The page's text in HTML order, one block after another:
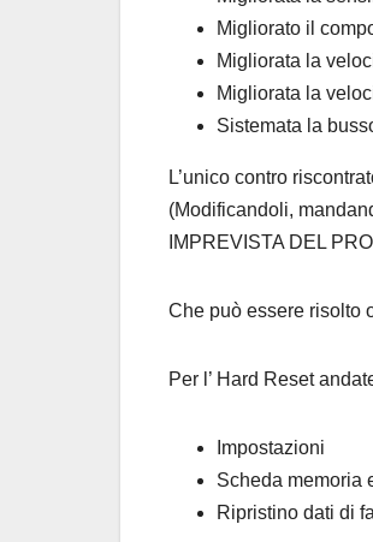
Migliorato il
Migliorata la
Migliorata la
Sistemata la
L’unico contro
(Modificandoli,
IMPREVISTA DEL
Che può essere risolto
Per l’ Hard Reset
Impostazioni
Scheda memoria
Ripristino dati di